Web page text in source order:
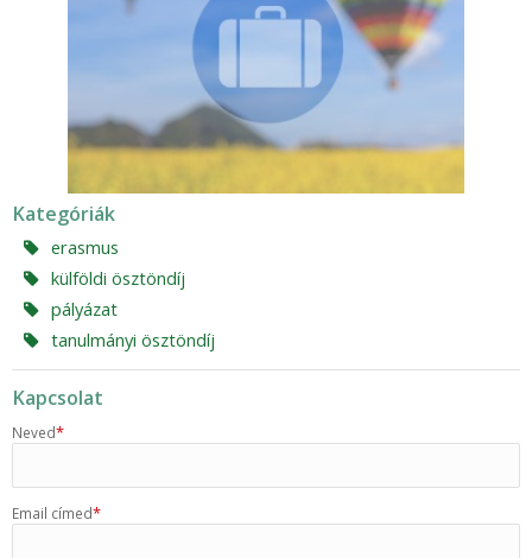
Kategóriák
erasmus
külföldi ösztöndíj
pályázat
tanulmányi ösztöndíj
Kapcsolat
Neved*
Email címed*